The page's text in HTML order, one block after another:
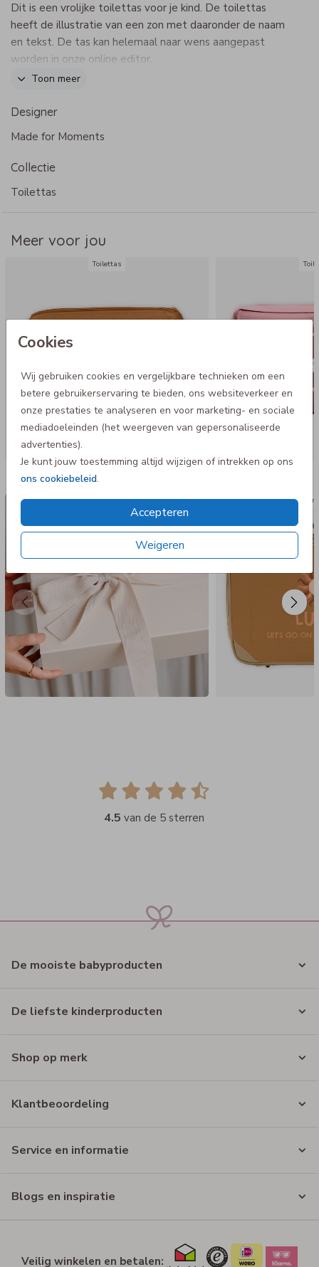
Cookies
Wij gebruiken cookies en vergelijkbare technieken om een
betere gebruikerservaring te bieden, ons websiteverkeer en
onze prestaties te analyseren en voor marketing- en sociale
mediadoeleinden (het weergeven van gepersonaliseerde
advertenties).
Je kunt jouw toestemming altijd wijzigen of intrekken op ons
ons cookiebeleid.
Accepteren
Weigeren
Dit is een vrolijke toilettas voor je kind. De toilettas
heeft de illustratie van een zon met daaronder de naam
en tekst. De tas kan helemaal naar wens aangepast
worden in onze online editor.
Dit product maakt onderdeel uit van
Specificaties toilettas
- Merk: Bulbby
- Afmetingen: 18 x 25 x 15 cm
- Binnenkant: 2 vakken met rits en klittenband
- Buitenkant: op de achterkant een extra vak met
voor de wasmachine
Toon meer
Designer
Made for Moments
Collectie
Toilettas
Meer voor jou
Toilettas
Nog meer in deze stijl
Luxe cadeaudoos Koffer
4.5 van de 5 sterren
De mooiste babyproducten
De liefste kinderproducten
Shop op merk
Klantbeoordeling
Service en informatie
Blogs en inspiratie
Veilig winkelen en betalen: